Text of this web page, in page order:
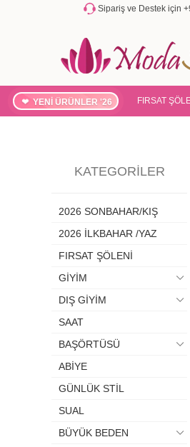
Sipariş ve Destek için
YENİ ÜRÜNLER '26 FIRSAT
KATEGORILER
2026 SONBAHAR/KIŞ
2026 İLKBAHAR /YAZ
FIRSAT ŞÖLENİ
GİYİM
DIŞ GİYİM
SAAT
BAŞÖRTÜSÜ
ABİYE
GÜNLÜK STİL
SUAL
BÜYÜK BEDEN